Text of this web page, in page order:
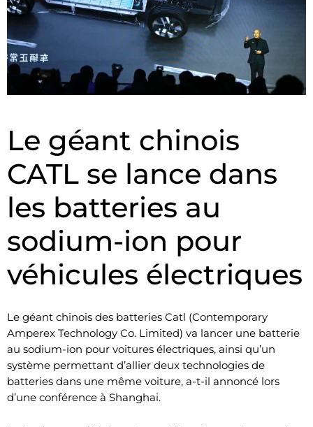
Le géant chinois
CATL se lance dans
les batteries au
sodium-ion pour
véhicules électriques
Le géant chinois des batteries Catl (Contemporary
Amperex Technology Co. Limited) va lancer une batterie
au sodium-ion pour voitures électriques, ainsi qu’un
système permettant d’allier deux technologies de
batteries dans une même voiture, a-t-il annoncé lors
d’une conférence à Shanghai.